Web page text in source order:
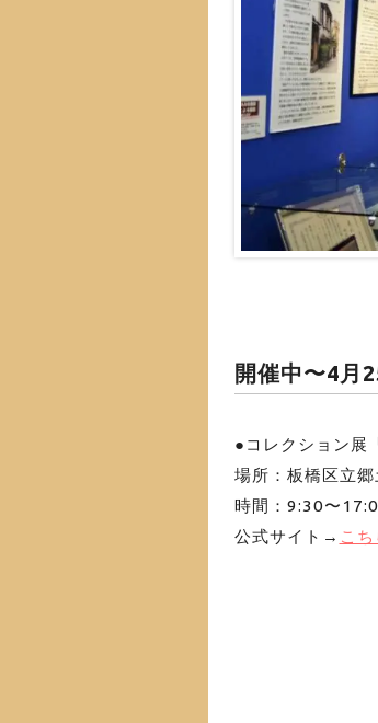
開催中〜4月
●コレクション展
場所：板橋区立
時間：9:30〜
公式サイト→ こち